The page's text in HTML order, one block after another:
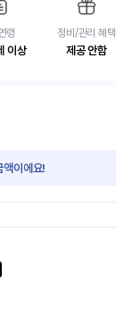
령
이상
정비/관리 혜택
제공 안함
액이에요!